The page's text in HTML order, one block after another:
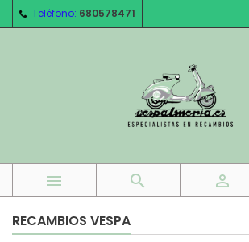
Teléfono: 680578471
  
RECAMBIOS VESPA